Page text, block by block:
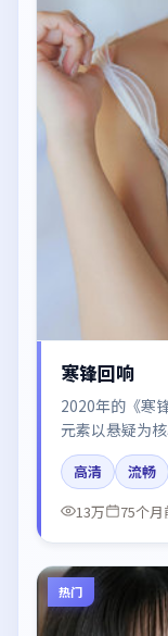
寒锋回响
2020年的《寒
元素以悬疑为
千玺、张子枫
论。
高清
流畅
13万
75个月
热门